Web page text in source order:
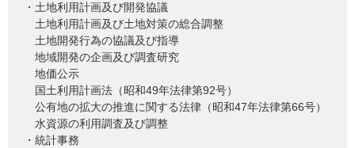
・土地利用計画及び開発協議
土地利用計画及び土地対策の総合調整
土地開発行為の協議及び指導
地域開発の企画及び調査研究
地価公示
国土利用計画法（昭和49年法律第92号）
公有地の拡大の推進に関する法律（昭和47年法律第66号）
水資源の利用調査及び調整
・統計事務